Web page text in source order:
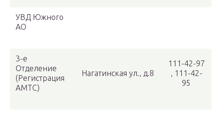
УВД Южного
АО
3-е
Отделение
(Регистрация
АМТС)
Нагатинская ул., д.8
111-42-97
, 111-42-
95